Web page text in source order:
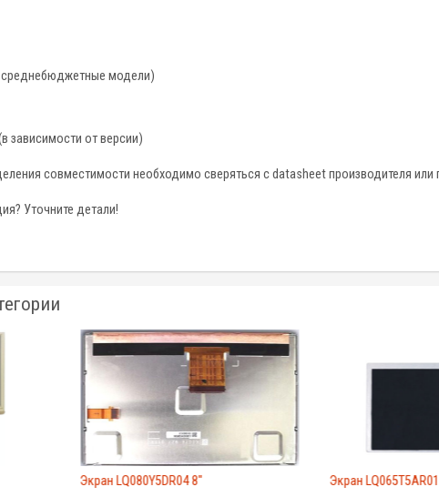
модели)
зависимости от версии)
совместимости необходимо сверяться с datasheet производителя или
Уточните детали!
Экран LQ080Y5DR04 8" Экран